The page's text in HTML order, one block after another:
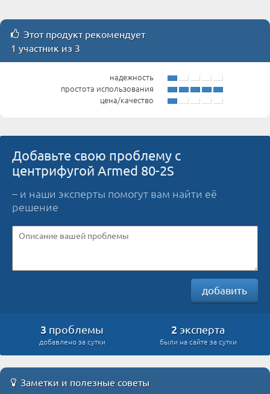
Этот продукт рекомендует
1 участник из 3
надежность
простота использования
цена/качество
Добавьте свою проблему с
центрифугой Armed 80-2S
– и наши эксперты помогут вам найти её
решение
добавить
3 проблемы
добавлено за сутки
2 эксперта
были на сайте за сутки
Заметки и полезные советы